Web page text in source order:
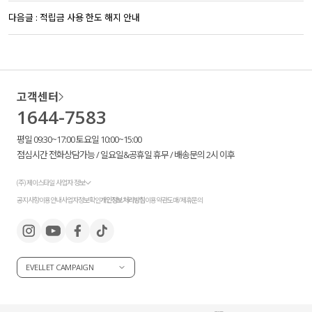
다음글 : 적립금 사용 한도 해지 안내
고객센터
1644-7583
평일 09:30~17:00 토요일 10:00~15:00
점심시간 전화상담가능 / 일요일&공휴일 휴무 / 배송문의 2시 이후
(주) 제이스타일 사업자 정보
공지사항이용안내사업자정보확인개인정보처리방침이용약관도매/제휴문의
EVELLET CAMPAIGN